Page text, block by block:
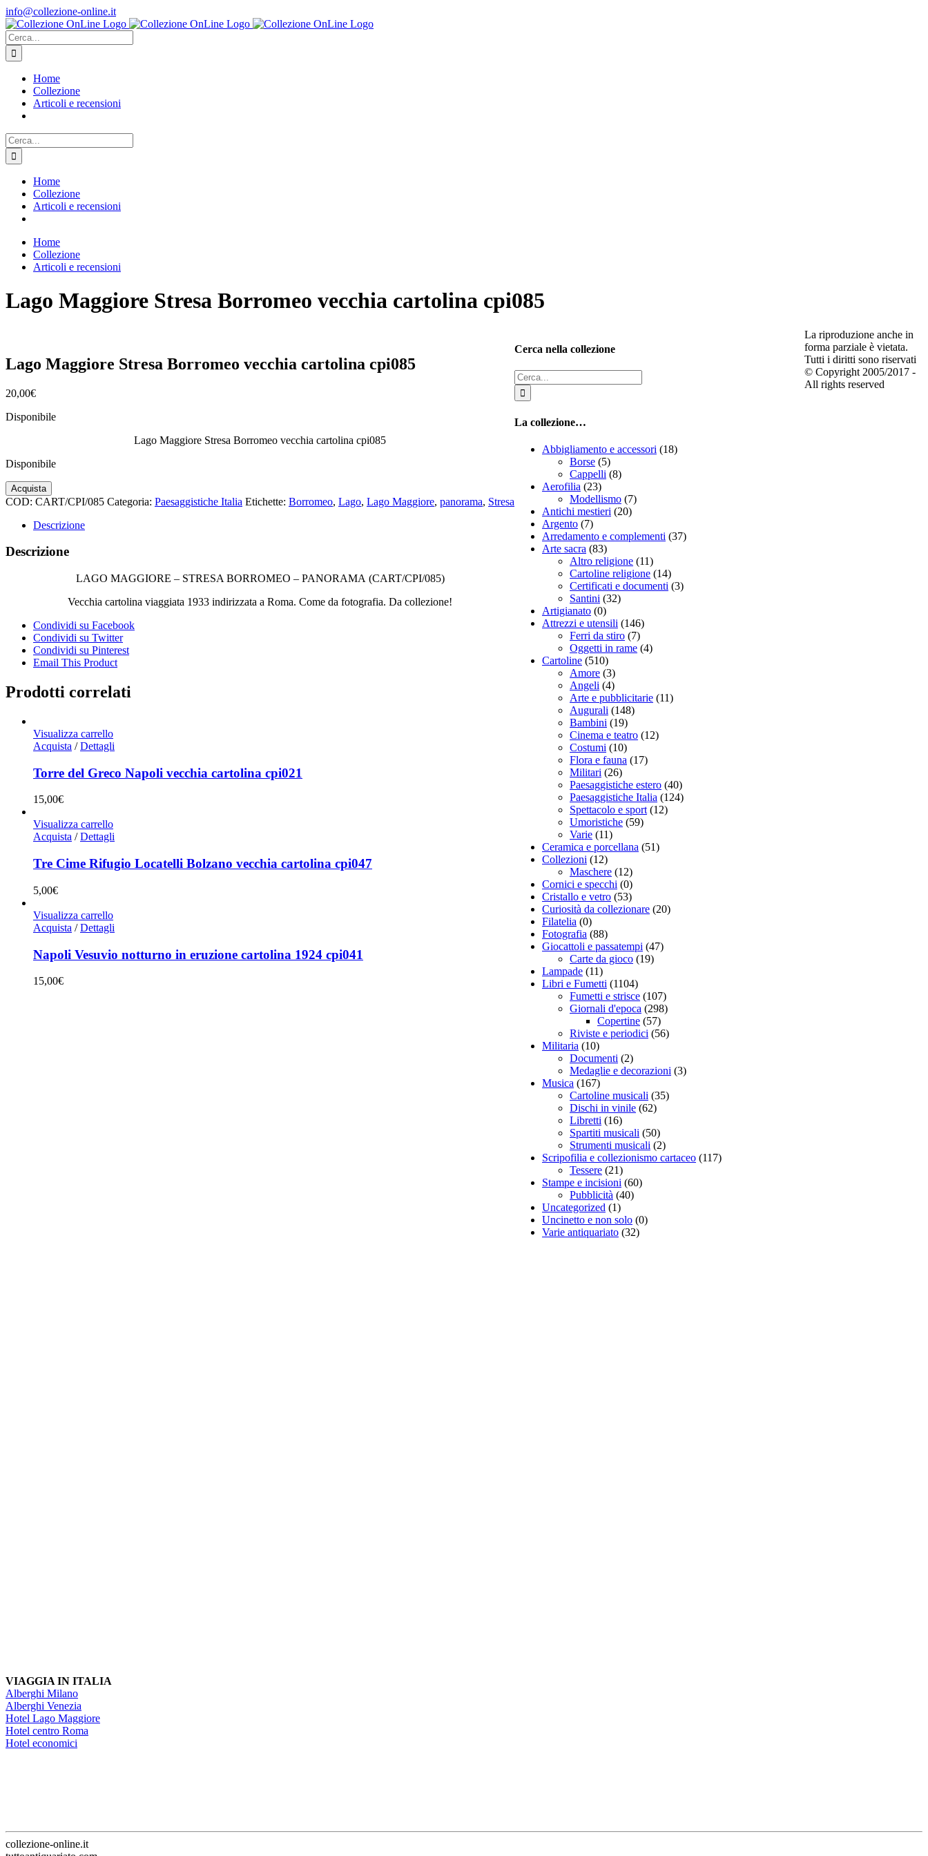
Salta
al
contenuto
info@collezione-online.it
Cerca
per:
Home
Collezione
Articoli e recensioni
Cerca
per:
Home
Collezione
Articoli e recensioni
Home
Collezione
Articoli e recensioni
Lago Maggiore Stresa Borromeo vecchia cartolina cpi085
Lago Maggiore Stresa Borromeo vecchia cartolina cpi085
20,00€
Disponibile
Lago Maggiore Stresa Borromeo vecchia cartolina cpi085
Disponibile
Lago
Maggiore
Borromeo
cartolina
Acquista
COD: CART/CPI/085 Categoria: Paesaggistiche Italia Etichette: Borromeo, Lago, Lago Maggiore, panorama, Stresa
Descrizione
Descrizione
LAGO MAGGIORE – STRESA BORROMEO – PANORAMA (CART/CPI/085)
Vecchia cartolina viaggiata 1933 indirizzata a Roma. Come da fotografia. Da collezione!
Condividi su Facebook
Condividi su Twitter
Condividi su Pinterest
Email This Product
Prodotti correlati
Visualizza carrello
Acquista / Dettagli
Torre del Greco Napoli vecchia cartolina cpi021
15,00€
Visualizza carrello
Acquista / Dettagli
Tre Cime Rifugio Locatelli Bolzano vecchia cartolina cpi047
5,00€
Visualizza carrello
Acquista / Dettagli
Napoli Vesuvio notturno in eruzione cartolina 1924 cpi041
15,00€
Cerca nella collezione
Cerca
per:
La collezione…
Abbigliamento e accessori (18)
Borse (5)
Cappelli (8)
Aerofilia (23)
Modellismo (7)
Antichi mestieri (20)
Argento (7)
Arredamento e complementi (37)
Arte sacra (83)
Altro religione (11)
Cartoline religione (14)
Certificati e documenti (3)
Santini (32)
Artigianato (0)
Attrezzi e utensili (146)
Ferri da stiro (7)
Oggetti in rame (4)
Cartoline (510)
Amore (3)
Angeli (4)
Arte e pubblicitarie (11)
Augurali (148)
Bambini (19)
Cinema e teatro (12)
Costumi (10)
Flora e fauna (17)
Militari (26)
Paesaggistiche estero (40)
Paesaggistiche Italia (124)
Spettacolo e sport (12)
Umoristiche (59)
Varie (11)
Ceramica e porcellana (51)
Collezioni (12)
Maschere (12)
Cornici e specchi (0)
Cristallo e vetro (53)
Curiosità da collezionare (20)
Filatelia (0)
Fotografia (88)
Giocattoli e passatempi (47)
Carte da gioco (19)
Lampade (11)
Libri e Fumetti (1104)
Fumetti e strisce (107)
Giornali d'epoca (298)
Copertine (57)
Riviste e periodici (56)
Militaria (10)
Documenti (2)
Medaglie e decorazioni (3)
Musica (167)
Cartoline musicali (35)
Dischi in vinile (62)
Libretti (16)
Spartiti musicali (50)
Strumenti musicali (2)
Scripofilia e collezionismo cartaceo (117)
Tessere (21)
Stampe e incisioni (60)
Pubblicità (40)
Uncategorized (1)
Uncinetto e non solo (0)
Varie antiquariato (32)
La riproduzione anche in
forma parziale è vietata.
Tutti i diritti sono riservati
© Copyright 2005/2017 -
All rights reserved
VIAGGIA IN ITALIA
Alberghi Milano
Alberghi Venezia
Hotel Lago Maggiore
Hotel centro Roma
Hotel economici
collezione-online.it